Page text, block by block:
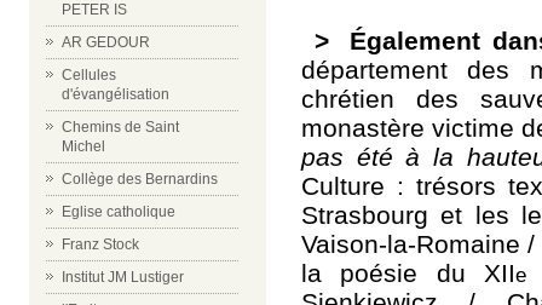
PETER IS
AR GEDOUR
Cellules
d'évangélisation
Chemins de Saint
Michel
Collège des Bernardins
Eglise catholique
Franz Stock
Institut JM Lustiger
>
Également
département des
chrétien des
monastère victime
pas été à la
Culture : trésors
Strasbourg et les
Vaison-la-Romaine
la poésie du XIIe